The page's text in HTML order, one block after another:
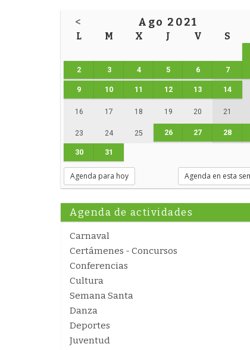
< Ago 2021
L M X J V S
2 3 4 5 6 7
9 10 11 12 13 14
16 17 18 19 20 21
23 24 25 26 27 28
30 31
Agenda para hoy Agenda en esta
Agenda de actividades
Carnaval
Certámenes - Concursos
Conferencias
Cultura
Semana Santa
Danza
Deportes
Juventud